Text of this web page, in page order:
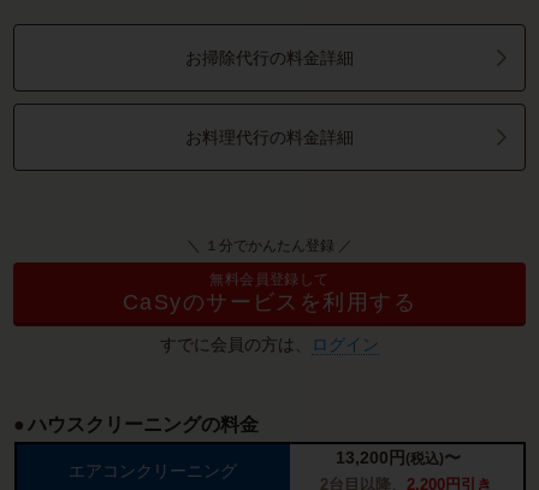
お掃除代行の料金詳細
お料理代行の料金詳細
＼ １分でかんたん登録 ／
無料会員登録して
CaSyのサービスを利用する
すでに会員の方は、 ログイン
ハウスクリーニングの料金
エアコンクリーニング
13,200円(税込)〜
2台目以降、 2,200円引き